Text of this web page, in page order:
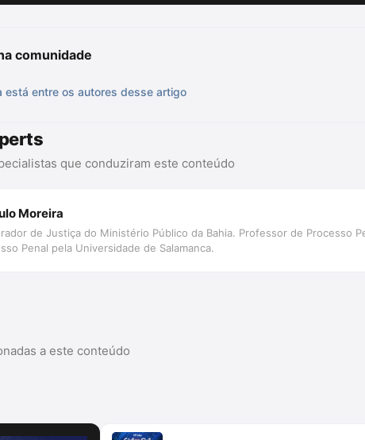
comunidade
está entre os autores desse artigo
que conduziram este conteúdo
Moreira
de Justiça do Ministério Público da Bahia. Professor de Processo
Penal pela Universidade de Salamanca.
a este conteúdo